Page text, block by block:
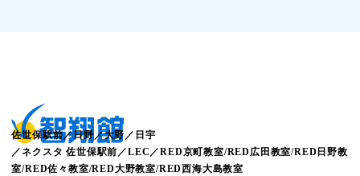
佐世保駅前／日野／大野／日宇
／ネクスタ 佐世保駅前／LEC／RED京町教室/RED広田教室/RED日野教
室/RED佐々教室/RED大野教室/RED西海大島教室